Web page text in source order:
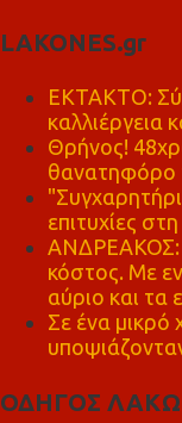
LAKONES.gr
ΕΚΤΑΚΤΟ:
καλλιέργεια
Θρήνος!
θανατηφόρο
επιτυχίες
ΑΝΔΡΕΑΚΟΣ:
κόστος. Με
αύριο και τα
Σε ένα
ΟΔΗΓΟΣ